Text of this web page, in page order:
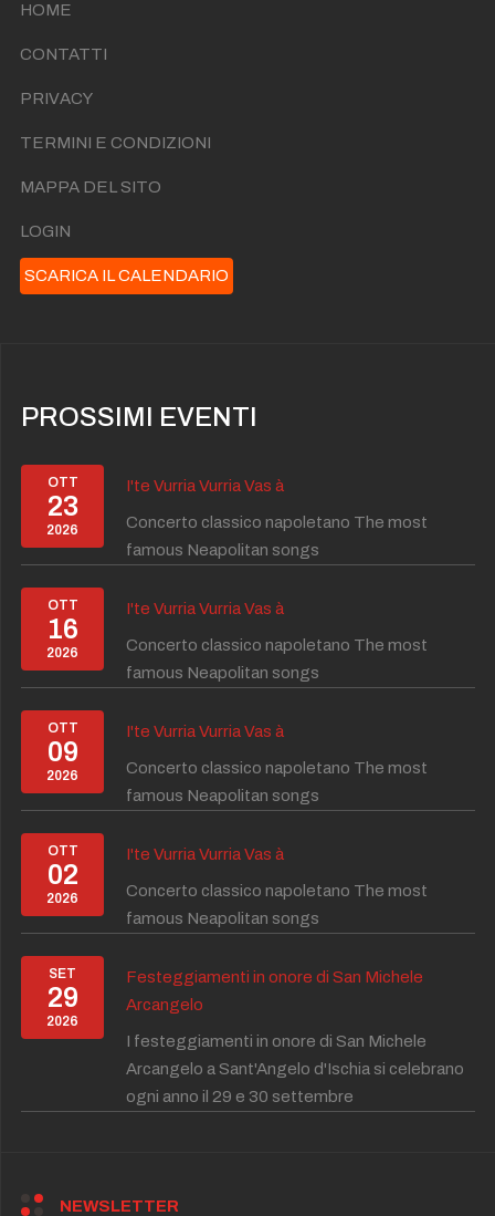
HOME
CONTATTI
PRIVACY
TERMINI E CONDIZIONI
MAPPA DEL SITO
LOGIN
SCARICA IL CALENDARIO
PROSSIMI EVENTI
OTT
23
2026
I'te Vurria Vurria Vas à
Concerto classico napoletano The most
famous Neapolitan songs
OTT
16
2026
I'te Vurria Vurria Vas à
Concerto classico napoletano The most
famous Neapolitan songs
OTT
09
2026
I'te Vurria Vurria Vas à
Concerto classico napoletano The most
famous Neapolitan songs
OTT
02
2026
I'te Vurria Vurria Vas à
Concerto classico napoletano The most
famous Neapolitan songs
SET
29
2026
Festeggiamenti in onore di San Michele
Arcangelo
I festeggiamenti in onore di San Michele
Arcangelo a Sant'Angelo d'Ischia si celebrano
ogni anno il 29 e 30 settembre
NEWSLETTER